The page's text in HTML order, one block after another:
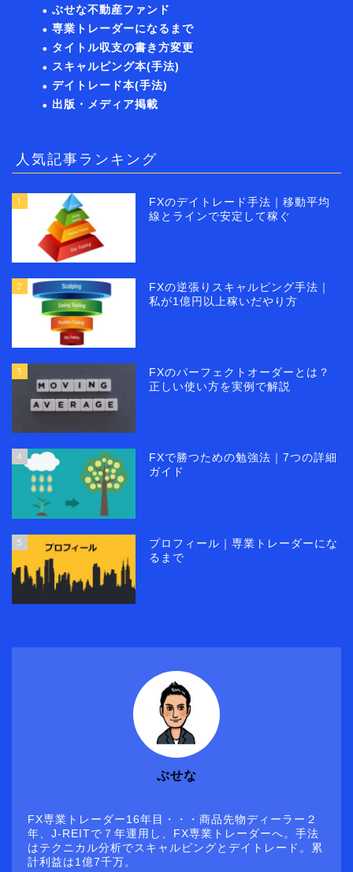
ぶせな不動産ファンド
専業トレーダーになるまで
タイトル収支の書き方変更
スキャルピング本(手法)
デイトレード本(手法)
出版・メディア掲載
人気記事ランキング
1
FXのデイトレード手法｜移動平均
線とラインで安定して稼ぐ
2
FXの逆張りスキャルピング手法｜
私が1億円以上稼いだやり方
3
FXのパーフェクトオーダーとは？
正しい使い方を実例で解説
4
FXで勝つための勉強法｜7つの詳細
ガイド
5
プロフィール｜専業トレーダーにな
るまで
ぶせな
FX専業トレーダー16年目・・・商品先物ディーラー２
年、J-REITで７年運用し、FX専業トレーダーへ。手法
はテクニカル分析でスキャルピングとデイトレード。累
計利益は1億7千万。